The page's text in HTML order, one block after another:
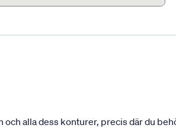
alla dess konturer, precis där du